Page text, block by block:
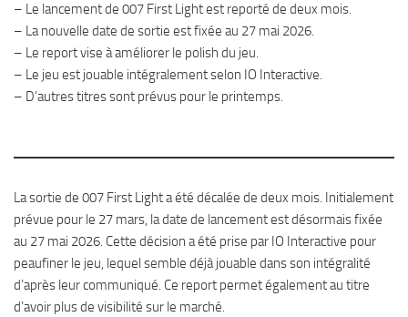
– Le lancement de 007 First Light est reporté de deux mois.
– La nouvelle date de sortie est fixée au 27 mai 2026.
– Le report vise à améliorer le polish du jeu.
– Le jeu est jouable intégralement selon IO Interactive.
– D’autres titres sont prévus pour le printemps.
La sortie de 007 First Light a été décalée de deux mois. Initialement
prévue pour le 27 mars, la date de lancement est désormais fixée
au 27 mai 2026. Cette décision a été prise par IO Interactive pour
peaufiner le jeu, lequel semble déjà jouable dans son intégralité
d’après leur communiqué. Ce report permet également au titre
d’avoir plus de visibilité sur le marché.